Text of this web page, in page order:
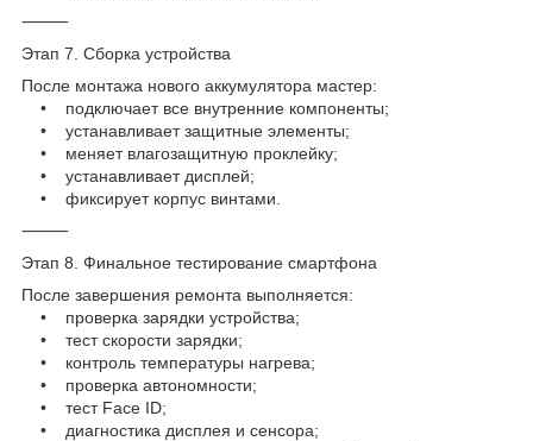
⸻
Этап 7. Сборка устройства
После монтажа нового аккумулятора мастер:
• подключает все внутренние компоненты;
• устанавливает защитные элементы;
• меняет влагозащитную проклейку;
• устанавливает дисплей;
• фиксирует корпус винтами.
⸻
Этап 8. Финальное тестирование смартфона
После завершения ремонта выполняется:
• проверка зарядки устройства;
• тест скорости зарядки;
• контроль температуры нагрева;
• проверка автономности;
• тест Face ID;
• диагностика дисплея и сенсора;